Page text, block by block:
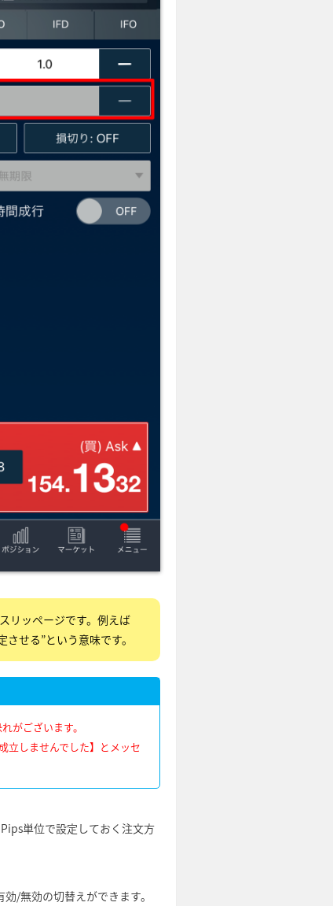
リッページです。例えば
せる”という意味です。
がございます。
立しませんでした】とメッセ
単位で設定しておく注文方
/無効の切替えができます。